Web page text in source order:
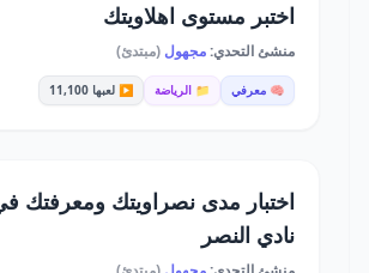
اختبر مستوى اهلاويتك
منشئ التحدي:مجهول (مبتدئ)
🧠 معرفي 📁 الرياضة ▶️ لعبها 11,100
اختبار مدى نصراويتك ومعرفتك
نادي النصر